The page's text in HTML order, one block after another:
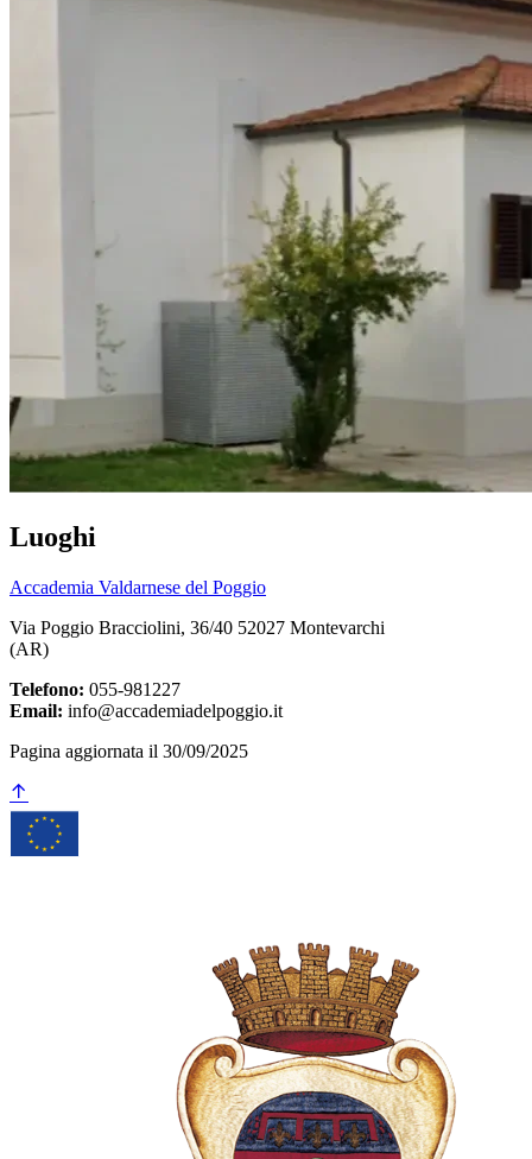
Luoghi
Accademia Valdarnese del Poggio
Via Poggio Bracciolini, 36/40 52027 Montevarchi
(AR)
Telefono: 055-981227
Email: info@accademiadelpoggio.it
Pagina aggiornata il 30/09/2025